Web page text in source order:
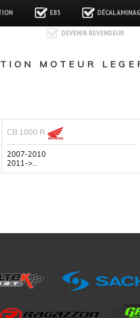
E85
DEVENIR REVENDEUR
MOTEUR
CB 1000 R
2007-2010
2011->...